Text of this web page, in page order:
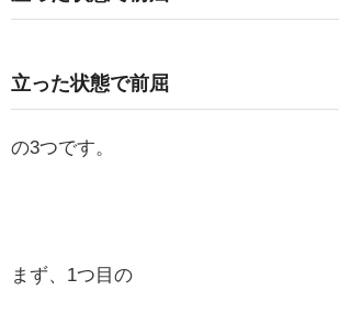
立った状態で前屈
の3つです。
まず、1つ目の